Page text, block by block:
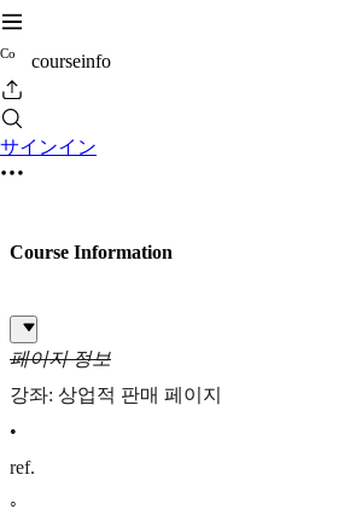
Co courseinfo
サインイン
Course Information
페이지 정보
강좌: 상업적 판매 페이지
•
ref.
◦